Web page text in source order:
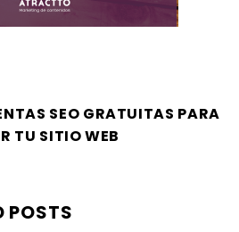
SEO GRATUITAS PARA
TU SITIO WEB
POSTS